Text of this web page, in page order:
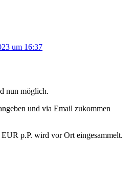
um 16:37
nun möglich.
und via Email zukommen
p.P. wird vor Ort eingesammelt.